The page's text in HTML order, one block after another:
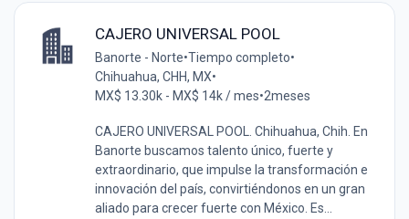
CAJERO UNIVERSAL POOL
Banorte - Norte•Tiempo completo•
Chihuahua, CHH, MX•
MX$ 13.30k - MX$ 14k / mes•2meses
CAJERO UNIVERSAL POOL. Chihuahua, Chih. En
Banorte buscamos talento único, fuerte y
extraordinario, que impulse la transformación e
innovación del país, convirtiéndonos en un gran
aliado para crecer fuerte con México. Es...